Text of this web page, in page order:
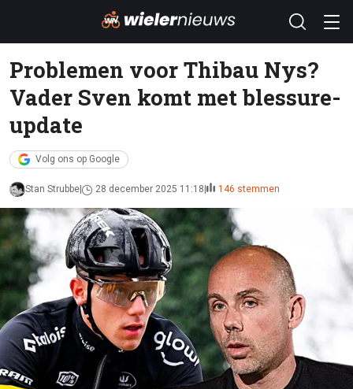
Problemen voor Thibau Nys?
Vader Sven komt met blessure-
update
Volg ons op Google
Stan Strubbe 28 december 2025 11:18 146 stemmen